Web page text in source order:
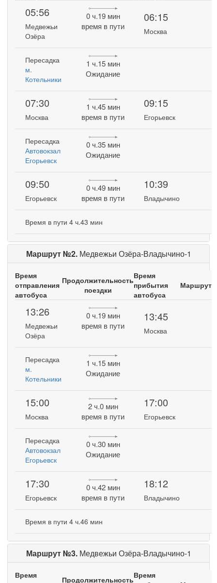
05:56
Медвежьи
Озёра
0 ч.19 мин
время в пути
06:15
Москва
Пересадка
м.
Котельники
1 ч.15 мин
Ожидание
07:30
Москва
1 ч.45 мин
время в пути
09:15
Егорьевск
Пересадка
Автовокзал
Егорьевск
0 ч.35 мин
Ожидание
09:50
Егорьевск
0 ч.49 мин
время в пути
10:39
Владычино
Время в пути 4 ч.43 мин
Маршрут №2. Медвежьи Озёра-Владычино-1
Время
отправления
автобуса
Продолжительность
поездки
Время
прибытия
автобуса
Маршрут
13:26
Медвежьи
Озёра
0 ч.19 мин
время в пути
13:45
Москва
Пересадка
м.
Котельники
1 ч.15 мин
Ожидание
15:00
Москва
2 ч.0 мин
время в пути
17:00
Егорьевск
Пересадка
Автовокзал
Егорьевск
0 ч.30 мин
Ожидание
17:30
Егорьевск
0 ч.42 мин
время в пути
18:12
Владычино
Время в пути 4 ч.46 мин
Маршрут №3. Медвежьи Озёра-Владычино-1
Время
ПродолжительностьВремя